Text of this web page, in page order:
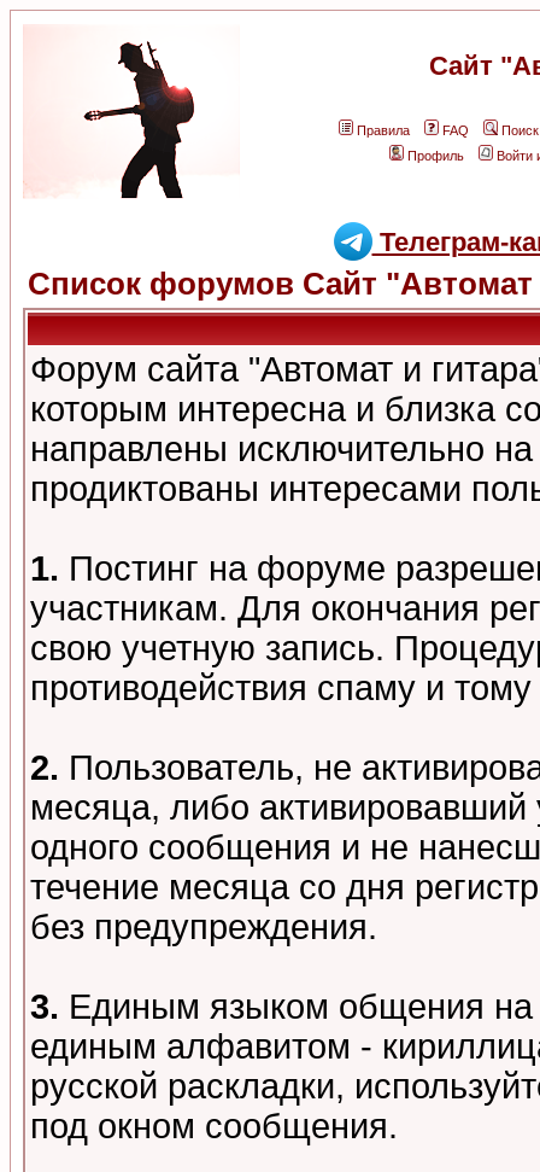
Сайт
Правила FAQ
Поиск
Профиль
Войти
Телеграм-
Список форумов Сайт "Автомат
Форум сайта "Автомат и
которым интересна и близка
направлены исключительно
продиктованы интересами
1. Постинг на форуме
участникам. Для окончания
свою учетную запись.
противодействия спаму и
2. Пользователь, не
месяца, либо
одного сообщения и не
течение месяца со дня
без предупреждения.
3. Единым языком общения на
единым алфавитом -
русской раскладки,
под окном сообщения.